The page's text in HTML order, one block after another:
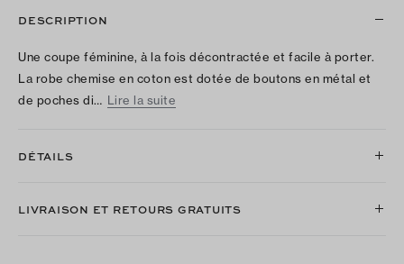
DESCRIPTION
Une coupe féminine, à la fois décontractée et facile à porter.
La robe chemise en coton est dotée de boutons en métal et
de poches di… Lire la suite
DÉTAILS
LIVRAISON ET RETOURS GRATUITS